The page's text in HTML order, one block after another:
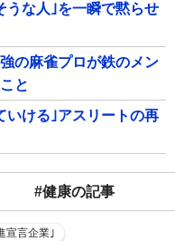
うな人｣を一瞬で黙らせ
の麻雀プロが鉄のメン
と
いける｣アスリートの再
#健康の記事
宣言企業｣